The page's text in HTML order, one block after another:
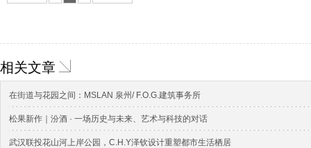
相关文章
在街道与花园之间：MSLAN 泉州/ F.O.G.建筑事务所
松果新作｜汾酒 · 一场历史与未来、艺术与科技的对话
武汉联投花山河上岸公园，C.H.Y泽钦设计重塑都市生活栖居